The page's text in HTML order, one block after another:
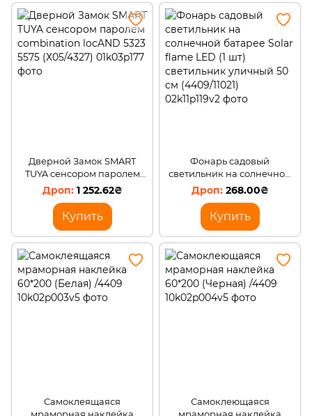
Дверной Замок SMART
TUYA сенсором паролем
combination locAND 5323
5575 (Х05/4327)
1 252.62₴
Купить
Фонарь садовый
светильник на солнечной
батарее Solar flame LED (1
шт) светильник уличный 50
см (4409/11021)
268.00₴
Купить
Самоклеящаяся
мраморная наклейка
Самоклеющаяся
мраморная наклейка